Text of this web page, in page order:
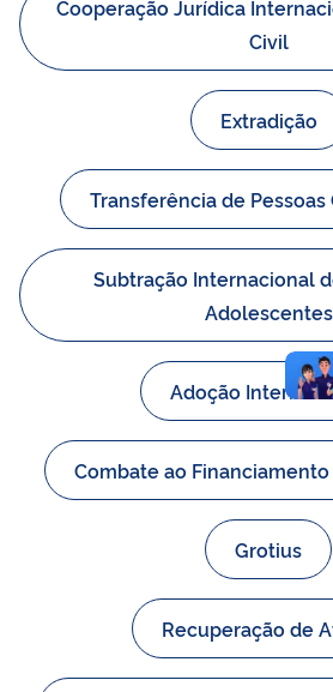
Cooperação Jurídica
Civil
Extradição
Transferência de
Subtração Internacional
Adolescentes
Adoção
Combate ao
Grotius
Recuperação de